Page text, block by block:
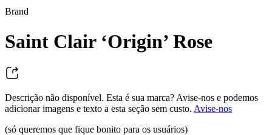
Brand
Saint Clair ‘Origin’ Rose
Descrição não disponível. Esta é sua marca? Avise-nos e podemos
adicionar imagens e texto a esta seção sem custo. Avise-nos
(só queremos que fique bonito para os usuários)